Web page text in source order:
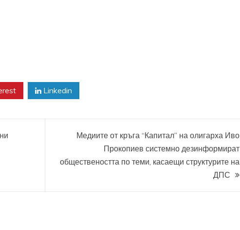
Linkedin
Медиите от кръга “Капитал” на олигарха Иво
Прокопиев системно дезинформират
обществеността по теми, касаещи структурите на
ДПС